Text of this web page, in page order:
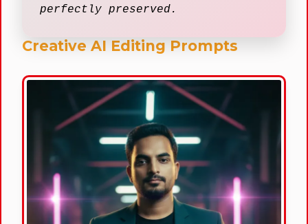
perfectly preserved.
Creative AI Editing Prompts